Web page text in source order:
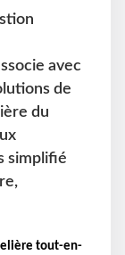
avec
de
du
simplifié
tout-en-